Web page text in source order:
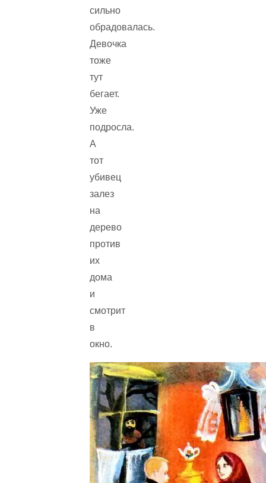
сильно
обрадовалась.
Девочка
тоже
тут
бегает.
Уже
подросла.
А
тот
убивец
залез
на
дерево
против
их
дома
и
смотрит
в
окно.